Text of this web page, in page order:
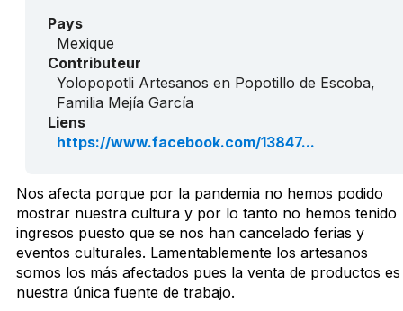
Pays
Mexique
Contributeur
Yolopopotli Artesanos en Popotillo de Escoba,
Familia Mejía García
Liens
https://www.facebook.com/13847...
Nos afecta porque por la pandemia no hemos podido
mostrar nuestra cultura y por lo tanto no hemos tenido
ingresos puesto que se nos han cancelado ferias y
eventos culturales. Lamentablemente los artesanos
somos los más afectados pues la venta de productos es
nuestra única fuente de trabajo.